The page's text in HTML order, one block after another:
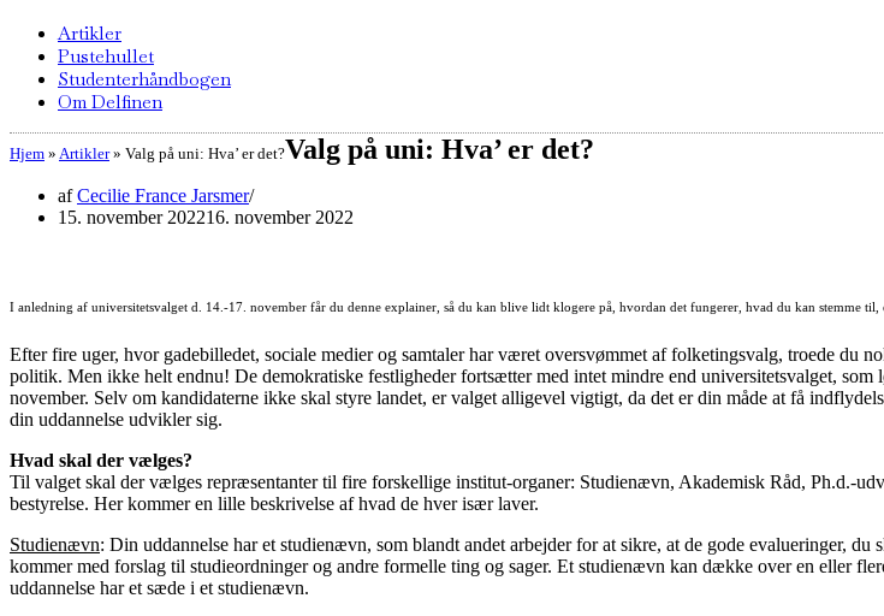
Artikler
Pustehullet
Studenterhåndbogen
Om Delfinen
Hjem » Artikler» Valg på uni: Hva’ er det?Valg på uni: Hva’ er det?
afCecilie France Jarsmer
15. november 202216. november 2022
I anledning af universitetsvalget d. 14.-17. november får du denne explainer, så du kan blive lidt klogere på, hvordan det fungerer, hvad du kan stemme til,
Efter fire uger, hvor gadebilledet, sociale medier og samtaler har været oversvømmet af folketingsvalg, troede du
politik. Men ikke helt endnu! De demokratiske festligheder fortsætter med intet mindre end universitetsvalget, som
november. Selv om kandidaterne ikke skal styre landet, er valget alligevel vigtigt, da det er din måde at få
din uddannelse udvikler sig.
Hvad skal der vælges?
Til valget skal der vælges repræsentanter til fire forskellige institut-organer: Studienævn, Akademisk Råd, Ph.d.-
bestyrelse. Her kommer en lille beskrivelse af hvad de hver især laver.
Studienævn: Din uddannelse har et studienævn, som blandt andet arbejder for at sikre, at de gode evalueringer,
kommer med forslag til studieordninger og andre formelle ting og sager. Et studienævn kan dække over en eller
uddannelse har et sæde i et studienævn.